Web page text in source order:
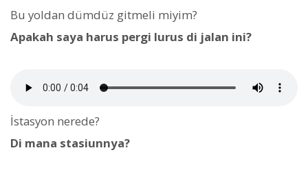
Bu yoldan dümdüz gitmeli miyim?
Apakah saya harus pergi lurus di jalan ini?
İstasyon nerede?
Di mana stasiunnya?